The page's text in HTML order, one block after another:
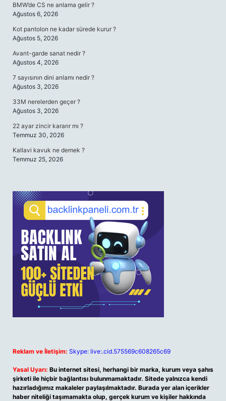
BMW’de CS ne anlama gelir ?
Ağustos 6, 2026
Kot pantolon ne kadar sürede kurur ?
Ağustos 5, 2026
Avant-garde sanat nedir ?
Ağustos 4, 2026
7 sayısının dini anlamı nedir ?
Ağustos 3, 2026
33M nerelerden geçer ?
Ağustos 3, 2026
22 ayar zincir kararır mı ?
Temmuz 30, 2026
Kallavi kavuk ne demek ?
Temmuz 25, 2026
Reklam ve İletişim: Skype: live:.cid.575569c608265c69
Yasal Uyarı: Bu internet sitesi, herhangi bir marka, kurum veya şahıs
şirketi ile hiçbir bağlantısı bulunmamaktadır. Sitede yalnızca kendi
hazırladığımız makaleler paylaşılmaktadır. Burada yer alan içerikler
haber niteliği taşımamakta olup, gerçek kurum ve kişiler hakkında